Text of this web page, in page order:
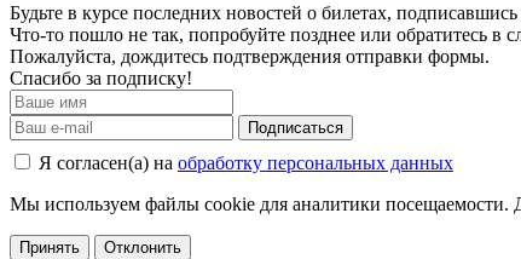
Будьте в курсе последних новостей о билетах,
Что-то пошло не так, попробуйте позднее или обратитесь в
Пожалуйста, дождитесь подтверждения отправки формы.
Спасибо за подписку!
Подписаться
Я согласен(а) на обработку персональных данных
Мы используем файлы cookie для аналитики посещаемости.
Принять Отклонить